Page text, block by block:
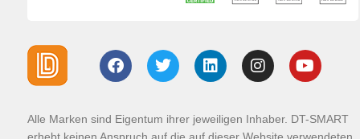
Mate 30 Pro
Mate 20 Pro
Alle Marken sind Eigentum ihrer jeweiligen Inhaber. DT-SMART